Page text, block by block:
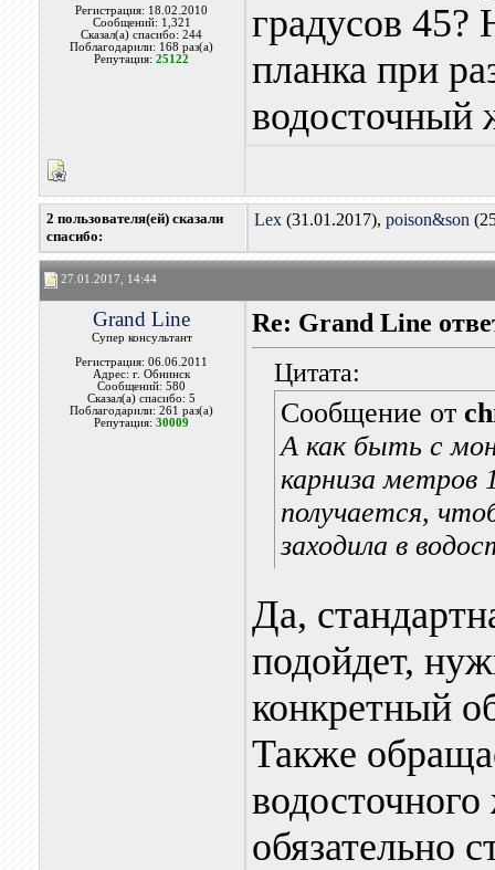
Регистрация: 18.02.2010
Сообщений: 1,321
Сказал(а) спасибо: 244
Поблагодарили: 168 раз(а)
Репутация:25122
градусов 45?
планка при
водосточный
2 пользователя(ей) сказали
cпасибо:
Lex(31.01.2017), poison&son
27.01.2017, 14:44
Grand Line
Супер консультант
Регистрация: 06.06.2011
Адрес: г. Обнинск
Сообщений: 580
Сказал(а) спасибо: 5
Поблагодарили: 261 раз(а)
Репутация:30009
Re: Grand Line
Цитата:
Сообщение от
А как быть с
карниза метров
получается,
заходила в
Да,
подойдет,
конкретный
Также
обязательно